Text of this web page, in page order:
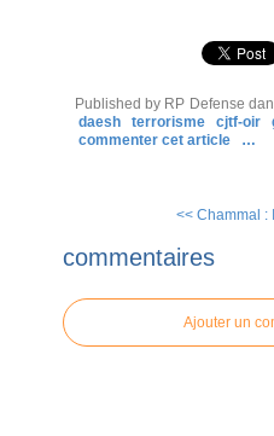
Published by RP Defense
daesh
terrorisme cjtf-oir
commenter cet article
…
<< Chammal :
commentaires
Ajouter un